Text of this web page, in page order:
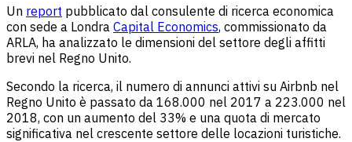
Un report pubblicato dal consulente di ricerca economica
con sede a Londra Capital Economics, commissionato da
ARLA, ha analizzato le dimensioni del settore degli affitti
brevi nel Regno Unito.
Secondo la ricerca, il numero di annunci attivi su Airbnb nel
Regno Unito è passato da 168.000 nel 2017 a 223.000 nel
2018, con un aumento del 33% e una quota di mercato
significativa nel crescente settore delle locazioni turistiche.